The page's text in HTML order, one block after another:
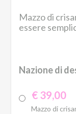
Mazzo di
essere
Nazione di
€ 39,00
Mazzo di